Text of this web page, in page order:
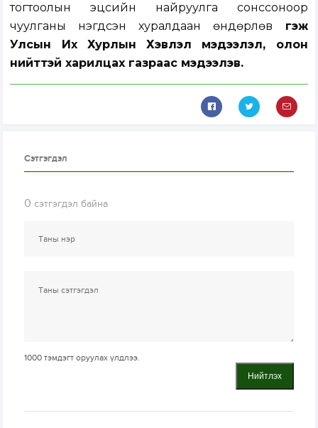
тогтоолын эцсийн найруулга сонссоноор
чуулганы нэгдсэн хуралдаан өндөрлөв гэж
Улсын Их Хурлын Хэвлэл мэдээлэл, олон
нийттэй харилцах газраас мэдээлэв.
Сэтгэгдэл
0 сэтгэгдэл байна
1000 тэмдэгт оруулах үлдлээ.
Нийтлэх